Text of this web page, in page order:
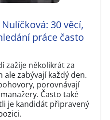
30 věcí,
práce často
zažije několikrát za
zabývají každý den.
porovnávají
Často také
je kandidát připravený